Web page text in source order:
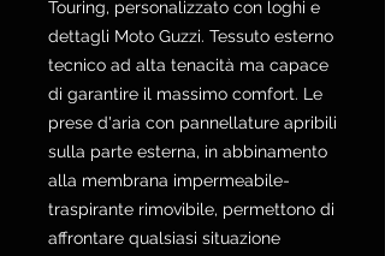
Touring, personalizzato con loghi e
dettagli Moto Guzzi. Tessuto esterno
tecnico ad alta tenacità ma capace
di garantire il massimo comfort. Le
prese d'aria con pannellature apribili
sulla parte esterna, in abbinamento
alla membrana impermeabile-
traspirante rimovibile, permettono di
affrontare qualsiasi situazione